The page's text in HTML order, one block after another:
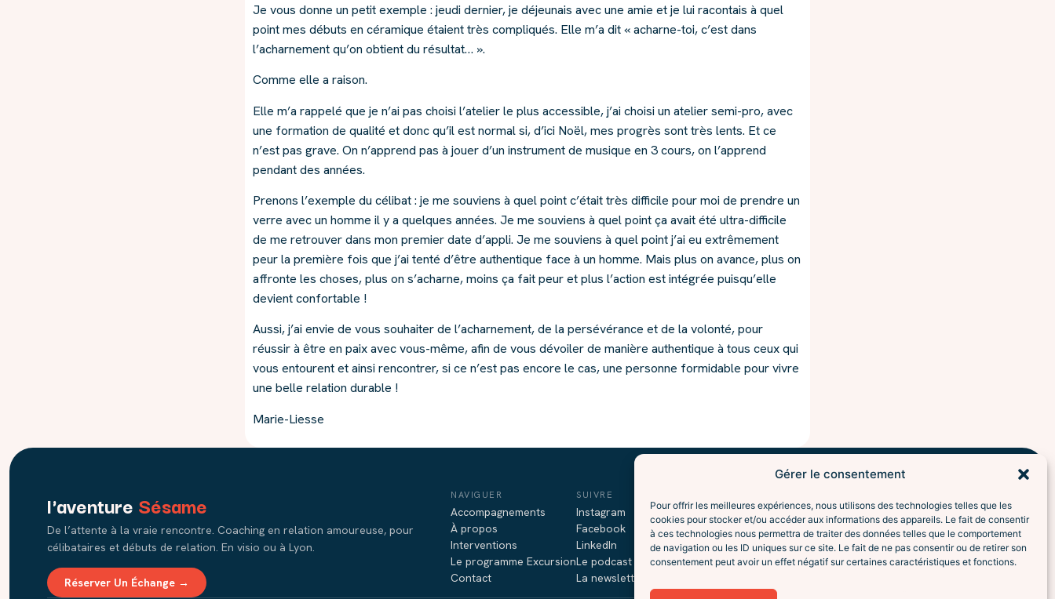
Gérer le consentement
Pour offrir les meilleures expériences, nous utilisons des technologies telles que les
cookies pour stocker et/ou accéder aux informations des appareils. Le fait de consentir
à ces technologies nous permettra de traiter des données telles que le comportement
de navigation ou les ID uniques sur ce site. Le fait de ne pas consentir ou de retirer son
consentement peut avoir un effet négatif sur certaines caractéristiques et fonctions.
Je vous donne un petit exemple : jeudi dernier, je déjeunais avec une amie et je lui racontais à quel
point mes débuts en céramique étaient très compliqués. Elle m’a dit « acharne-toi, c’est dans
l’acharnement qu’on obtient du résultat… ».
Comme elle a raison.
Elle m’a rappelé que je n’ai pas choisi l’atelier le plus accessible, j’ai choisi un atelier semi-pro, avec
une formation de qualité et donc qu’il est normal si, d’ici Noël, mes progrès sont très lents. Et ce
n’est pas grave. On n’apprend pas à jouer d’un instrument de musique en 3 cours, on l’apprend
pendant des années.
Prenons l’exemple du célibat : je me souviens à quel point c’était très difficile pour moi de prendre un
verre avec un homme il y a quelques années. Je me souviens à quel point ça avait été ultra-difficile
de me retrouver dans mon premier date d’appli. Je me souviens à quel point j’ai eu extrêmement
peur la première fois que j’ai tenté d’être authentique face à un homme. Mais plus on avance, plus on
affronte les choses, plus on s’acharne, moins ça fait peur et plus l’action est intégrée puisqu’elle
devient confortable !
Aussi, j’ai envie de vous souhaiter de l’acharnement, de la persévérance et de la volonté, pour
réussir à être en paix avec vous-même, afin de vous dévoiler de manière authentique à tous ceux qui
vous entourent et ainsi rencontrer, si ce n’est pas encore le cas, une personne formidable pour vivre
une belle relation durable !
Marie-Liesse
l'aventure Sésame
De l’attente à la vraie rencontre. Coaching en relation amoureuse, pour
célibataires et débuts de relation. En visio ou à Lyon.
Réserver Un Échange →
NAVIGUER
Accompagnements
À propos
Interventions
Le programme Excursion
Contact
SUIVRE
Instagram
Facebook
LinkedIn
Le podcast (Spotify)
La newsletter